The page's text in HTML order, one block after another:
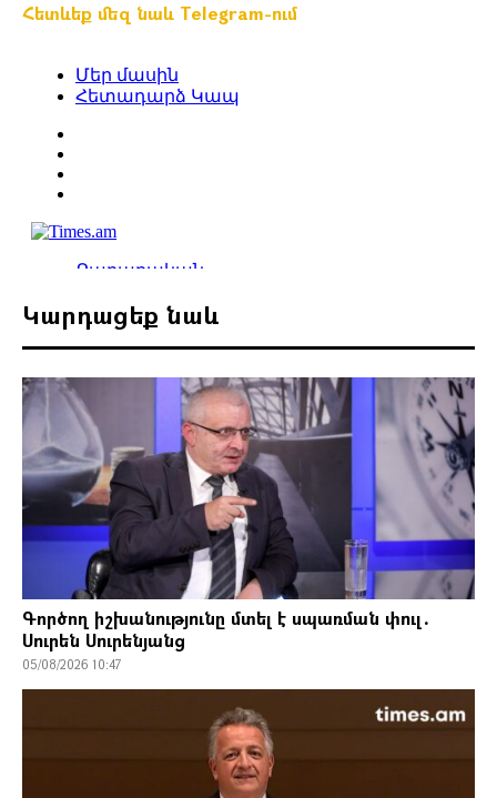
Կարդացեք նաև
Գործող իշխանությունը մտել է սպառման փուլ․
Սուրեն Սուրենյանց
05/08/2026 10:47
Հետևեք մեզ նաև Telegram-ում